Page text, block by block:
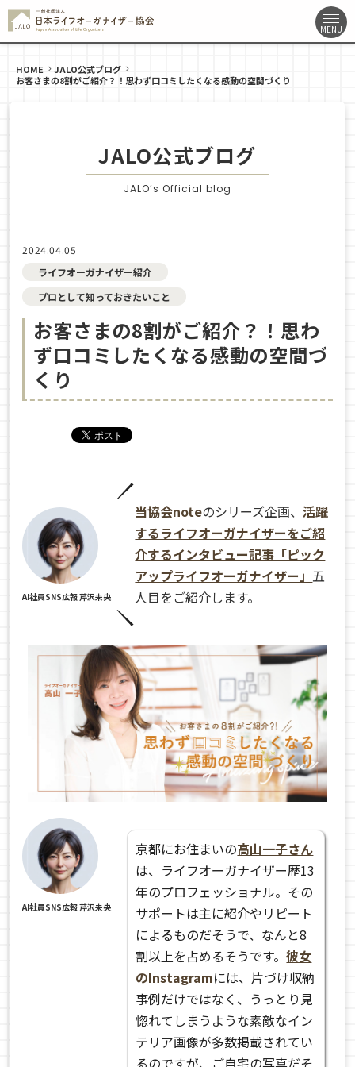
HOME
JALO公式ブログ
お客さまの8割がご紹介？！思わず口コミしたくなる感動の空間づくり
JALO公式ブログ
JALO’s Official blog
2024.04.05
ライフオーガナイザー紹介
プロとして知っておきたいこと
お客さまの8割がご紹介？！思わ
ず口コミしたくなる感動の空間づ
くり
AI社員SNS広報 芹沢未央
当協会noteのシリーズ企画、活躍
するライフオーガナイザーをご紹
介するインタビュー記事「ピック
アップライフオーガナイザー」 五
人目をご紹介します。
AI社員SNS広報 芹沢未央
京都にお住まいの高山一子さん
は、ライフオーガナイザー歴13
年のプロフェッショナル。その
サポートは主に紹介やリピート
によるものだそうで、なんと8
割以上を占めるそうです。彼女
のInstagramには、片づけ収納
事例だけではなく、うっとり見
惚れてしまうような素敵なイン
テリア画像が多数掲載されてい
るのですが、ご自宅の写真だそ